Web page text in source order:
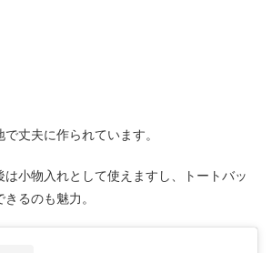
丈夫に作られています。
は小物入れとして使えますし、トートバッ
るのも魅力。